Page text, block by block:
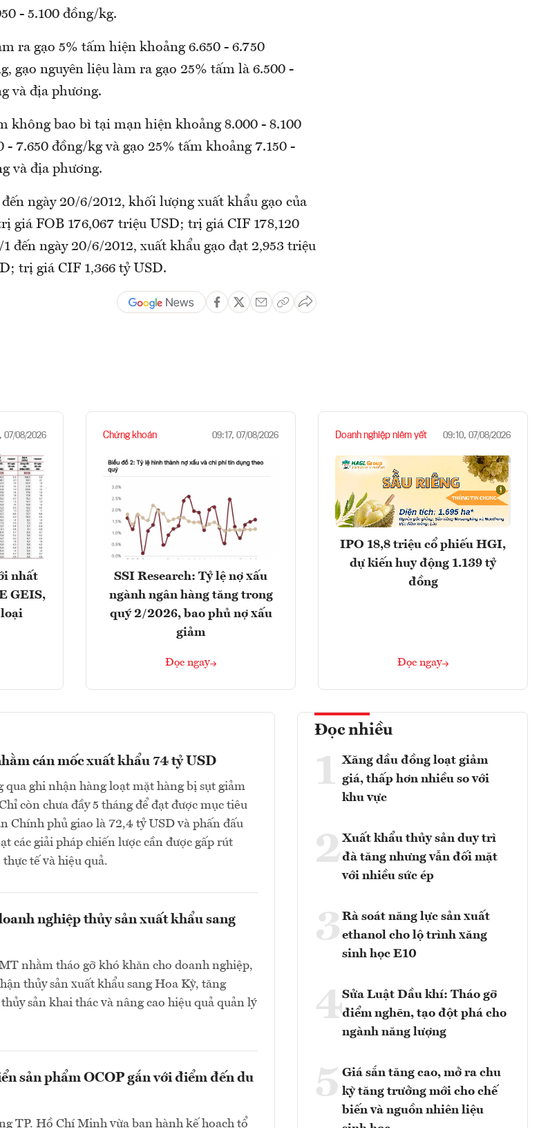
- 5.100 đồng/kg.
ra gạo 5% tấm hiện khoảng 6.650 - 6.750
gạo nguyên liệu làm ra gạo 25% tấm là 6.500 -
và địa phương.
không bao bì tại mạn hiện khoảng 8.000 - 8.100
- 7.650 đồng/kg và gạo 25% tấm khoảng 7.150 -
và địa phương.
ngày 20/6/2012, khối lượng xuất khẩu gạo của
giá FOB 176,067 triệu USD; trị giá CIF 178,120
đến ngày 20/6/2012, xuất khẩu gạo đạt 2,953 triệu
trị giá CIF 1,366 tỷ USD.
07/08/2026
nhất
GEIS,
loại
Chứng khoán 09:17, 07/08/2026
SSI Research: Tỷ lệ nợ xấu
ngành ngân hàng tăng trong
quý 2/2026, bao phủ nợ xấu
giảm
Đọc ngay
Doanh nghiệp niêm yết 09:10, 07/08/2026
IPO 18,8 triệu cổ phiếu HGI,
dự kiến huy động 1.139 tỷ
đồng
Đọc ngay
cán mốc xuất khẩu 74 tỷ USD
ghi nhận hàng loạt mặt hàng bị sụt giảm
còn chưa đầy 5 tháng để đạt được mục tiêu
Chính phủ giao là 72,4 tỷ USD và phấn đấu
các giải pháp chiến lược cần được gấp rút
tế và hiệu quả.
nghiệp thủy sản xuất khẩu sang
nhằm tháo gỡ khó khăn cho doanh nghiệp,
thủy sản xuất khẩu sang Hoa Kỳ, tăng
sản khai thác và nâng cao hiệu quả quản lý
sản phẩm OCOP gắn với điểm đến du
TP. Hồ Chí Minh vừa ban hành kế hoạch tổ
Đọc nhiều
1 Xăng dầu đồng loạt giảm
giá, thấp hơn nhiều so với
khu vực
2Xuất khẩu thủy sản duy trì
đà tăng nhưng vẫn đối mặt
với nhiều sức ép
3 Rà soát năng lực sản xuất
ethanol cho lộ trình xăng
sinh học E10
4Sửa Luật Dầu khí: Tháo gỡ
điểm nghẽn, tạo đột phá cho
ngành năng lượng
5 Giá sắn tăng cao, mở ra chu
kỳ tăng trưởng mới cho chế
biến và nguồn nhiên liệu